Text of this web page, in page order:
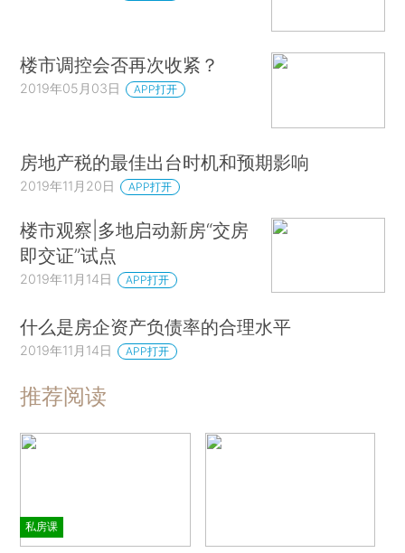
楼市调控会否再次收紧？
2019年05月03日 APP打开
房地产税的最佳出台时机和预期影响
2019年11月20日 APP打开
楼市观察|多地启动新房“交房
即交证”试点
2019年11月14日 APP打开
什么是房企资产负债率的合理水平
2019年11月14日 APP打开
推荐阅读
私房课